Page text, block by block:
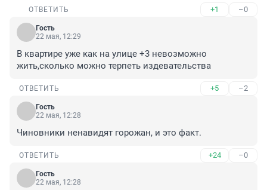
ОТВЕТИТЬ +1 –0
Гость
22 мая, 12:29
В квартире уже как на улице +3 невозможно
жить,сколько можно терпеть издевательства
ОТВЕТИТЬ +5 –2
Гость
22 мая, 12:28
Чиновники ненавидят горожан, и это факт.
ОТВЕТИТЬ +24 –0
Гость
22 мая, 12:28